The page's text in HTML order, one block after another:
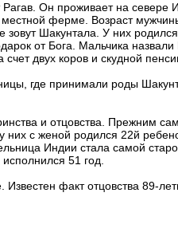
Он проживает на севере
местной ферме. Возраст
зовут Шакунтала. У них
от Бога. Мальчика
двух коров и скудной
где принимали роды
и отцовства. Прежним
с женой родился 22й
Индии стала самой
51 год.
факт отцовства 89-